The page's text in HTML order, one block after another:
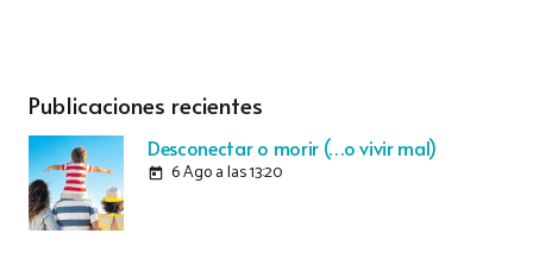
Publicaciones recientes
Desconectar o morir (…o vivir mal)
today 6 Ago a las 13:20